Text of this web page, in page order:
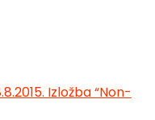
Izložba “Non-